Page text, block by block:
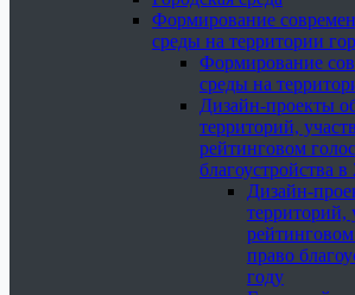
Формирование
среды на территории
Формирование
среды на
Дизайн-проекты
территорий,
рейтинговом
благоустройства в
Дизайн-
территорий,
право
году